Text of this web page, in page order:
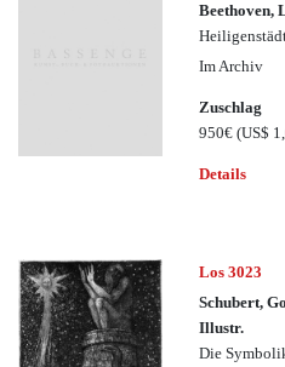
Beethoven,
Im Archiv
Zuschlag
950€(US$
Details
Los 3023
Schubert,
Illustr.
Die